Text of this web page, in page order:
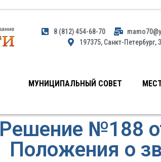
8 (812) 454-68-70
197375, Санкт-
МУНИЦИПАЛЬНЫЙ СОВЕТ
Решение №188
Положения о